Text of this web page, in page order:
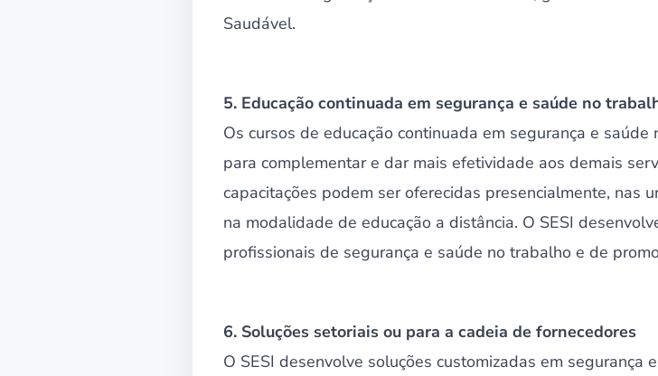
Saudável.
5. Educação continuada em segurança e saúde no
Os cursos de educação continuada em segurança e
para complementar e dar mais efetividade aos demais
capacitações podem ser oferecidas presencialmente, nas
na modalidade de educação a distância. O SESI
profissionais de segurança e saúde no trabalho e de
6. Soluções setoriais ou para a cadeia de fornecedores
O SESI desenvolve soluções customizadas em